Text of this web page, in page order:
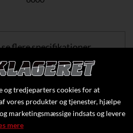
flere specifikationer
og tredjeparters cookies for at
vores produkter og tjenester, hjælpe
marketingsmæssige indsats og levere
mere